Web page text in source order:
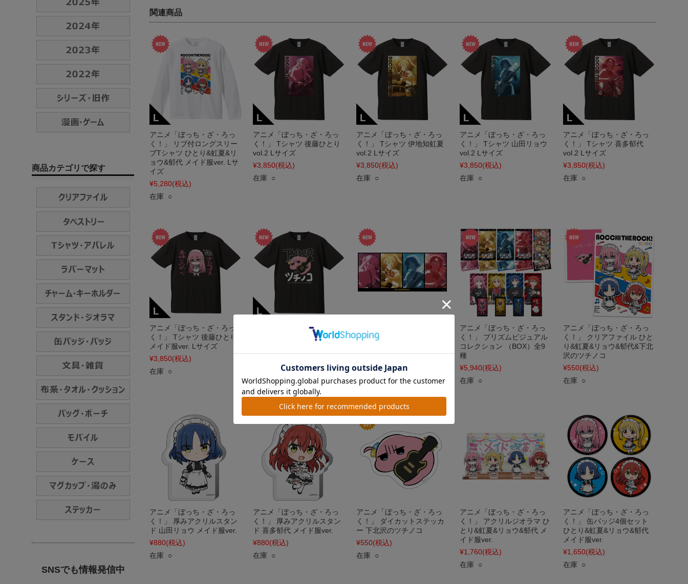
関連商品
アニメ「ぼっち・ざ・ろっ
く！」 リブ付ロングスリー
ブTシャツ ひとり&虹夏&リ
ョウ&郁代 メイド服ver. Lサ
イズ
¥5,280(税込)
在庫 ○
アニメ「ぼっち・ざ・ろっ
く！」 Tシャツ 後藤ひとり
vol.2 Lサイズ
¥3,850(税込)
在庫 ○
アニメ「ぼっち・ざ・ろっ
く！」 Tシャツ 伊地知虹夏
vol.2 Lサイズ
¥3,850(税込)
在庫 ○
アニメ「ぼっち・ざ・ろっ
く！」 Tシャツ 山田リョウ
vol.2 Lサイズ
¥3,850(税込)
在庫 ○
アニメ「ぼっち・ざ・ろっ
く！」 Tシャツ 喜多郁代
vol.2 Lサイズ
¥3,850(税込)
在庫 ○
アニメ「ぼっち・ざ・ろっ
く！」 Tシャツ 後藤ひとり
メイド服ver. Lサイズ
¥3,850(税込)
在庫 ○
アニメ「ぼっち・ざ・ろっ
く！」 Tシャツ 下北沢のツ
く！」 綿スポーツタオル ひ
在庫 ○
アニメ「ぼっち・ざ・ろっ
く！」 プリズムビジュアル
コレクション （BOX）全9
種
¥5,940(税込)
在庫 ○
アニメ「ぼっち・ざ・ろっ
く！」 クリアファイル ひと
り&虹夏&リョウ&郁代&下北
沢のツチノコ
¥550(税込)
在庫 ○
アニメ「ぼっち・ざ・ろっ
く！」 厚みアクリルスタン
ド 山田リョウ メイド服ver.
¥880(税込)
在庫 ○
アニメ「ぼっち・ざ・ろっ
く！」 厚みアクリルスタン
ド 喜多郁代 メイド服ver.
¥880(税込)
在庫 ○
アニメ「ぼっち・ざ・ろっ
く！」 ダイカットステッカ
ー 下北沢のツチノコ
¥550(税込)
在庫 ○
アニメ「ぼっち・ざ・ろっ
く！」 アクリルジオラマ ひ
とり&虹夏&リョウ&郁代 メ
イド服ver.
¥1,760(税込)
在庫 ○
アニメ「ぼっち・ざ・ろっ
く！」 缶バッジ4個セット
ひとり&虹夏&リョウ&郁代
メイド服ver.
¥1,650(税込)
在庫 ○
商品カテゴリで探す
SNSでも情報発信中